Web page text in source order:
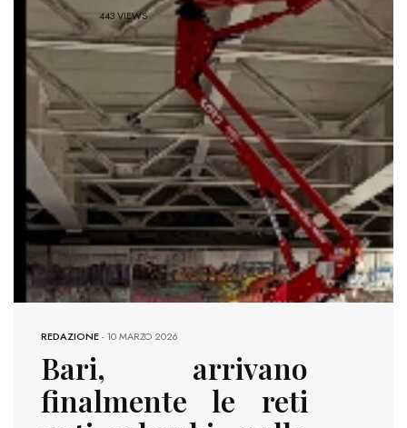
443 VIEWS
REDAZIONE-10 MARZO 2026
Bari, arrivano
finalmente le reti